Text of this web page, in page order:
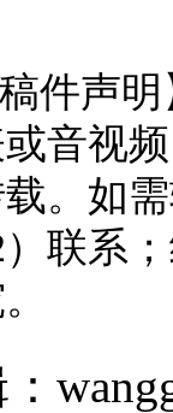
稿件声
音视
。如
）联系